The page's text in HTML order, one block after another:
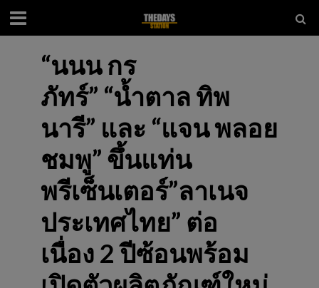
“นนน กร
ภัทร์” “น้ำตาล ทิพ
นารี” และ “แจน พลอย
ชมพู” ขึ้นแท่น
พรีเซ็นเตอร์”ลาเนจ
ประเทศไทย” ต่อ
เนื่อง 2 ปีซ้อนพร้อม